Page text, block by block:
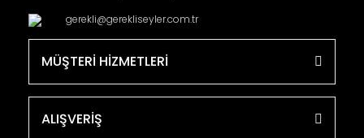
gerekli@gerekliseyler.com.tr
MÜŞTERİ HİZMETLERİ
ALIŞVERİŞ